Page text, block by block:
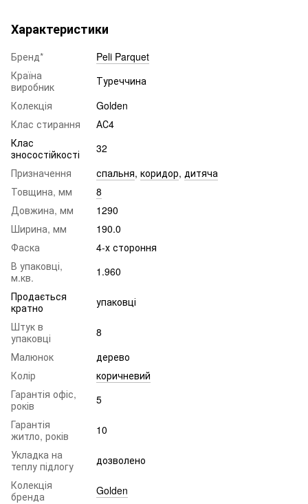
Характеристики
Бренд*
Peli Parquet
Країна
виробник
Туреччина
Колекція
Golden
Клас стирання
АС4
Клас
зносостійкості
32
Призначення
спальня, коридор, дитяча
Товщина, мм
8
Довжина, мм
1290
Ширина, мм
190.0
Фаска
4-х стороння
В упаковці,
м.кв.
1.960
Продається
кратно
упаковці
Штук в
упаковці
8
Малюнок
дерево
Колір
коричневий
Гарантія офіс,
років
5
Гарантія
житло, років
10
Укладка на
теплу підлогу
дозволено
Колекція
бренда
Golden